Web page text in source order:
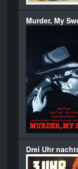
Murder, My
Drei Uhr